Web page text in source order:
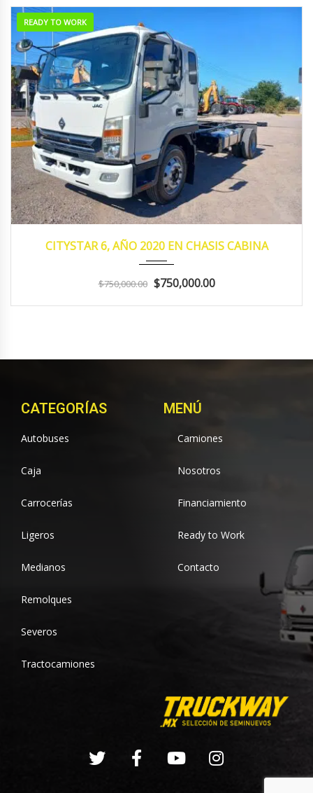
READY TO WORK
CITYSTAR 6, AÑO 2020 EN CHASIS CABINA
$750,000.00 $750,000.00
CATEGORÍAS
Autobuses
Caja
Carrocerías
Ligeros
Medianos
Remolques
Severos
Tractocamiones
MENÚ
Camiones
Nosotros
Financiamiento
Ready to Work
Contacto